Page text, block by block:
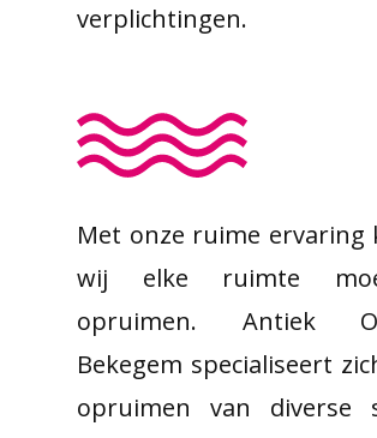
verplichtingen.
Met onze ruime ervaring
wij elke ruimte
opruimen. Antiek
Bekegem specialiseert
opruimen van diverse